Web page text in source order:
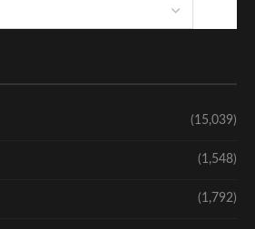
(15,039)
(1,548)
(1,792)